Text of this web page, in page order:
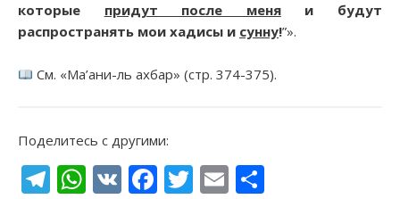
которые придут после меняи будут
распространять мои хадисы и сунну!”».
См. «Ма’ани-ль ахбар» (стр. 374-375).
Поделитесь с другими:
Telegram
WhatsApp
VK Facebook
Twitter
Email